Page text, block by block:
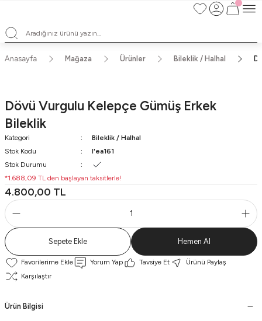
TÜM ALIŞVERİŞLERDE ÜCRETSİZ KARGO ve TAKSİT İMKANLARI
L'EA'NIN BÜYÜLÜ DÜNYASINA HOŞ GELDİNİZ
HER BİR L'EA ÖMÜR BOYU SAKLAYACAĞINIZ ANLAMLI BİR PARÇA
TEK ÜRETİM EL YAPIMI TASARIMLAR
Anasayfa Mağaza Ürünler Bileklik / Halhal
Dövü Vurgulu Kelepçe Gümüş Erkek
Bileklik
Kategori
Bileklik / Halhal
Stok Kodu
l'ea161
Stok Durumu
*1.688,09 TL den başlayan taksitlerle!
4.800,00 TL
Sepete Ekle Hemen Al
Yorum Yap Tavsiye Et
Ürünü Paylaş
Karşılaştır
Ürün Bilgisi